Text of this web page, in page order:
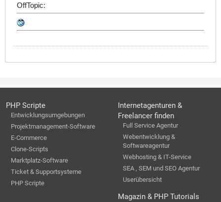
OffTopic:
PHP Scripte
Entwicklungsumgebungen
Projektmanagement-Software
E-Commerce
Clone-Scripts
Marktplatz-Software
Ticket & Supportsysteme
PHP Scripte
Internetagenturen &
Freelancer finden
Full Service Agentur
Webentwicklung &
Softwareagentur
Webhosting & IT-Service
SEA , SEM und SEO Agentur
Userübersicht
Magazin & PHP Tutorials